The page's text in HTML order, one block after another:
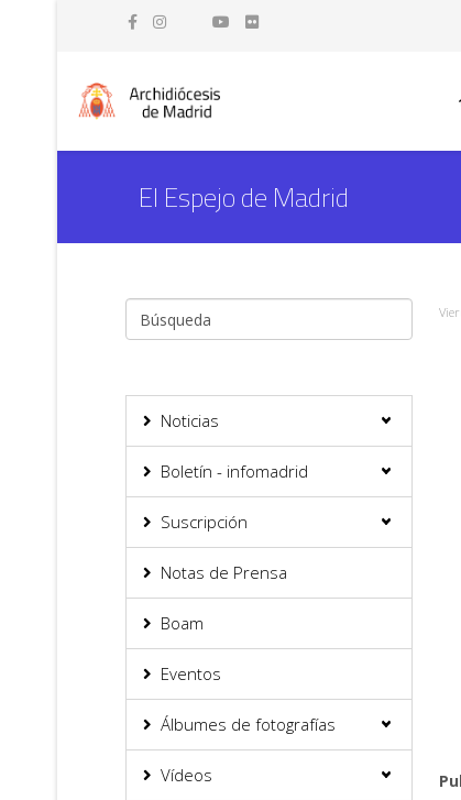
El Espejo de Madrid
Noticias
Boletín - infomadrid
Suscripción
Notas de Prensa
Boam
Eventos
Álbumes de fotografías
Vídeos